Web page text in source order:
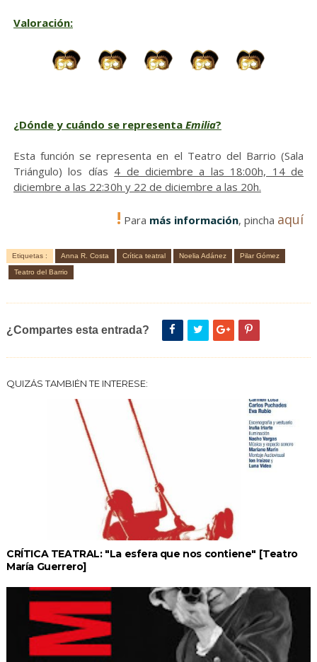
Valoración:
¿Dónde y cuándo se representa Emilia?
Esta función se representa en el Teatro del Barrio (Sala
Triángulo) los días 4 de diciembre a las 18:00h, 14 de
diciembre a las 22:30h y 22 de diciembre a las 20h.
! Para más información, pincha aquí
Etiquetas : Anna R. Costa Crítica teatral Noelia Adánez Pilar Gómez
Teatro del Barrio
¿Compartes esta entrada?
QUIZÁS TAMBIÉN TE INTERESE:
CRÍTICA TEATRAL: "La esfera que nos contiene" [Teatro
María Guerrero]